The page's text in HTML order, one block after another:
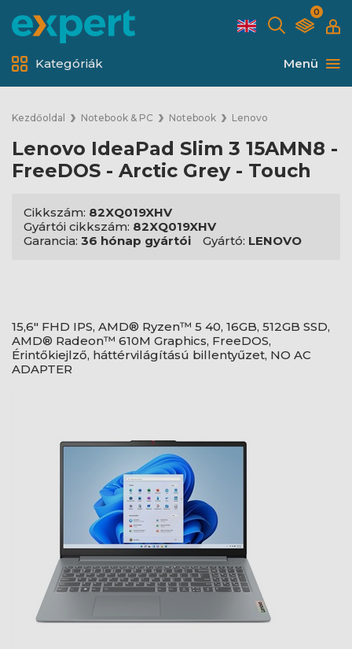
0
Menü
Kategóriák
Kezdőoldal Notebook & PC Notebook Lenovo
Lenovo IdeaPad Slim 3 15AMN8 -
FreeDOS - Arctic Grey - Touch
Cikkszám: 82XQ019XHV
Gyártói cikkszám: 82XQ019XHV
Garancia: 36 hónap gyártói Gyártó: LENOVO
15,6" FHD IPS, AMD® Ryzen™ 5 40, 16GB, 512GB SSD,
AMD® Radeon™ 610M Graphics, FreeDOS,
Érintőkiejlző, háttérvilágítású billentyűzet, NO AC
ADAPTER